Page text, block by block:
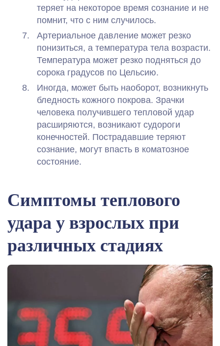
теряет на некоторое время сознание и не
помнит, что с ним случилось.
Артериальное давление может резко
понизиться, а температура тела возрасти.
Температура может резко подняться до
сорока градусов по Цельсию.
Иногда, может быть наоборот, возникнуть
бледность кожного покрова. Зрачки
человека получившего тепловой удар
расширяются, возникают судороги
конечностей. Пострадавшие теряют
сознание, могут впасть в коматозное
состояние.
Симптомы теплового
удара у взрослых при
различных стадиях